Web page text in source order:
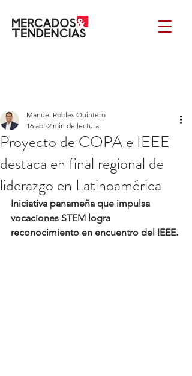
Proyecto de COPA e IEEE
destaca en final regional de
liderazgo en Latinoamérica
Manuel Robles Quintero
16 abr 2 min de lectura
Iniciativa panameña que impulsa
vocaciones STEM logra
reconocimiento en encuentro del IEEE.